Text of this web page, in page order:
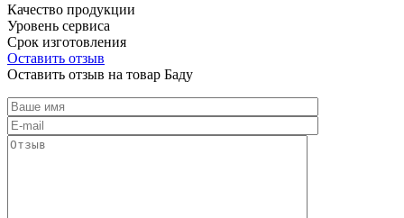
Качество продукции
Уровень сервиса
Срок изготовления
Оставить отзыв
Оставить отзыв на товар Баду